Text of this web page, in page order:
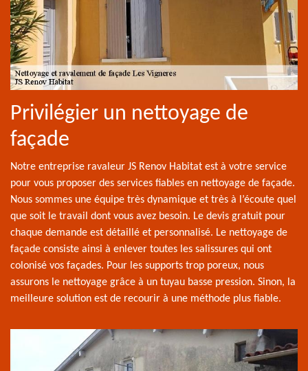
Privilégier un nettoyage de
façade
Notre entreprise ravaleur JS Renov Habitat est à votre service
pour vous proposer des services fiables en nettoyage de façade.
Nous sommes une équipe très dynamique et très à l’écoute quel
que soit le travail dont vous avez besoin. Le devis gratuit pour
chaque demande est détaillé et personnalisé. Le nettoyage de
façade consiste ainsi à enlever toutes les salissures qui ont
colonisé vos façades. Pour les supports trop poreux, nous
assurons le nettoyage grâce à un tuyau basse pression. Sinon, la
meilleure solution est de recourir à une méthode plus fiable.